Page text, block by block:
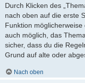
Durch Klicken des
nach oben auf die erste
Funktion
auch möglich, das
sicher, dass du die
Grund auf alte oder
Nach oben